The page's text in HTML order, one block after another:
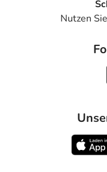
Nutzen